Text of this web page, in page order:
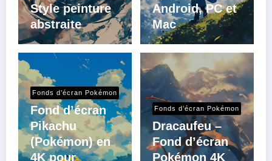
Style peinture
abstraite
Android, PC et
Mac
Fonds d’écran Pokémon
Fond d’écran
Pikachu
(Pokémon) en
4K pour
Fonds d’écran Pokémon
Dracaufeu –
Fond d’écran
Pokémon 4K